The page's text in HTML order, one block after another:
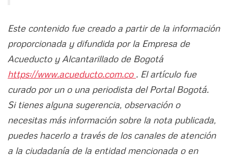
Este contenido fue creado a partir de la información
proporcionada y difundida por la Empresa de
Acueducto y Alcantarillado de Bogotá
https://www.acueducto.com.co . El artículo fue
curado por un o una periodista del Portal Bogotá.
Si tienes alguna sugerencia, observación o
necesitas más información sobre la nota publicada,
puedes hacerlo a través de los canales de atención
a la ciudadanía de la entidad mencionada o en